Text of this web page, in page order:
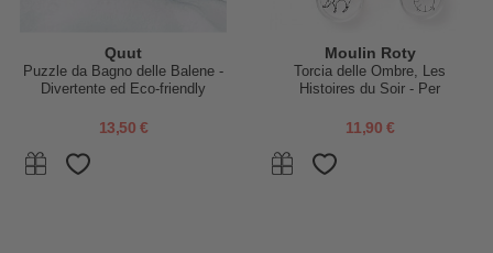
Quut
Puzzle da Bagno delle Balene -
Divertente ed Eco-friendly
13,50 €
Moulin Roty
Torcia delle Ombre, Les
Histoires du Soir - Per
11,90 €